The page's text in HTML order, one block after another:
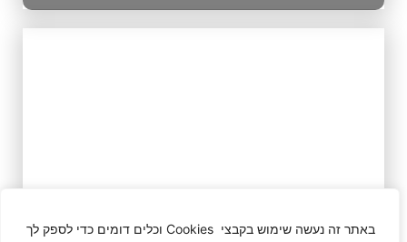
באתר זה נעשה שימוש בקבצי Cookies וכלים דומים כדי לספק לך